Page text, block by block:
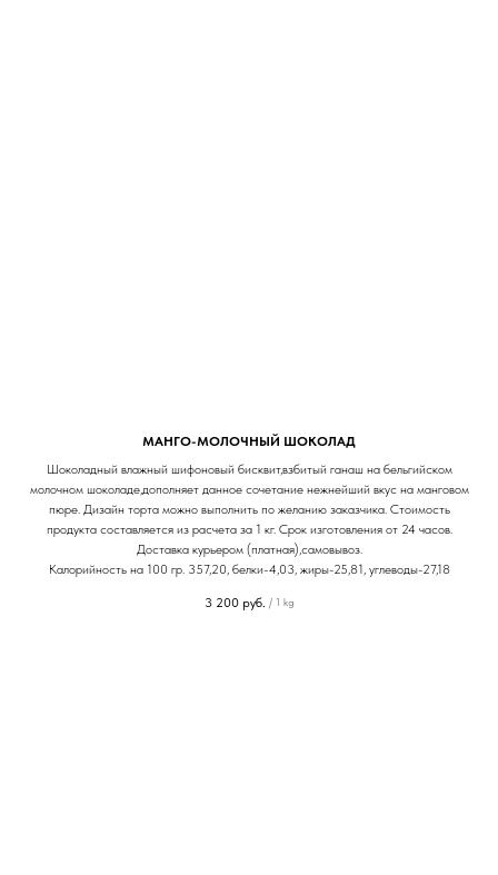
МАНГО-МОЛОЧНЫЙ ШОКОЛАД
Шоколадный влажный шифоновый бисквит,взбитый ганаш на бельгийском
молочном шоколаде,дополняет данное сочетание нежнейший вкус на манговом
пюре. Дизайн торта можно выполнить по желанию заказчика. Стоимость
продукта составляется из расчета за 1 кг. Срок изготовления от 24 часов.
Доставка курьером (платная),самовывоз.
Калорийность на 100 гр. 357,20, белки-4,03, жиры-25,81, углеводы-27,18
3 200 руб. / 1 kg